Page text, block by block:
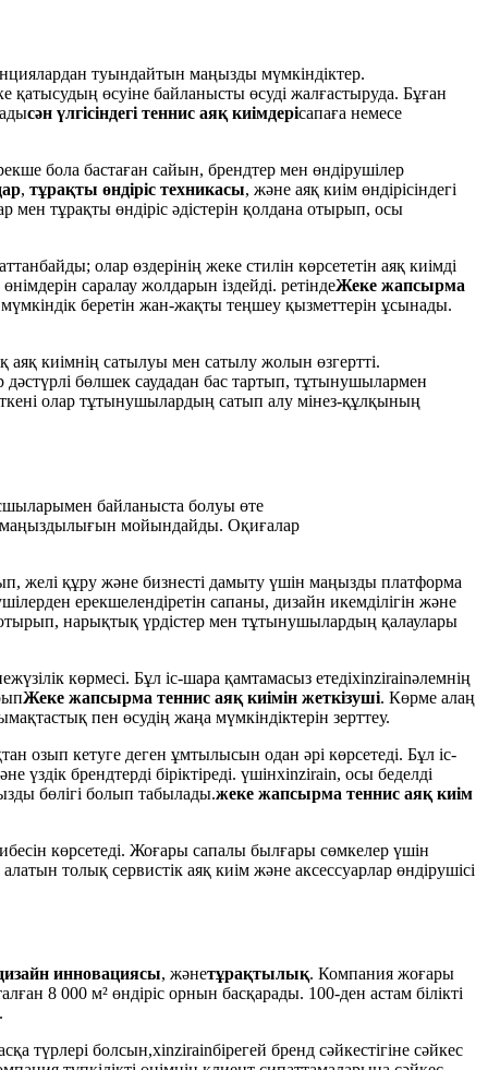
туындайтын маңызды мүмкіндіктер.
қатысудың өсуіне байланысты өсуді жалғастыруда. Бұған
сән үлгісіндегі теннис аяқ киімдерісапаға немесе
бола бастаған сайын, брендтер мен өндірушілер
, тұрақты өндіріс техникасы, және аяқ киім өндірісіндегі
мен тұрақты өндіріс әдістерін қолдана отырып, осы
олар өздерінің жеке стилін көрсететін аяқ киімді
саралау жолдарын іздейді. ретіндеЖеке жапсырма
беретін жан-жақты теңшеу қызметтерін ұсынады.
аяқ киімнің сатылуы мен сатылу жолын өзгертті.
бөлшек саудадан бас тартып, тұтынушылармен
олар тұтынушылардың сатып алу мінез-құлқының
байланыста болуы өте
маңыздылығын мойындайды. Оқиғалар
желі құру және бизнесті дамыту үшін маңызды платформа
ерекшелендіретін сапаны, дизайн икемділігін және
нарықтық үрдістер мен тұтынушылардың қалаулары
көрмесі. Бұл іс-шара қамтамасыз етедіxinzirainәлемнің
Жеке жапсырма теннис аяқ киімін жеткізуші. Көрме алаң
пен өсудің жаңа мүмкіндіктерін зерттеу.
озып кетуге деген ұмтылысын одан әрі көрсетеді. Бұл іс-
брендтерді біріктіреді. үшінxinzirain, осы беделді
бөлігі болып табылады.жеке жапсырма теннис аяқ киім
көрсетеді. Жоғары сапалы былғары сөмкелер үшін
толық сервистік аяқ киім және аксессуарлар өндірушісі
инновациясы, жәнетұрақтылық. Компания жоғары
8 000 м² өндіріс орнын басқарады. 100-ден астам білікті
түрлері болсын,xinzirainбірегей бренд сәйкестігіне сәйкес